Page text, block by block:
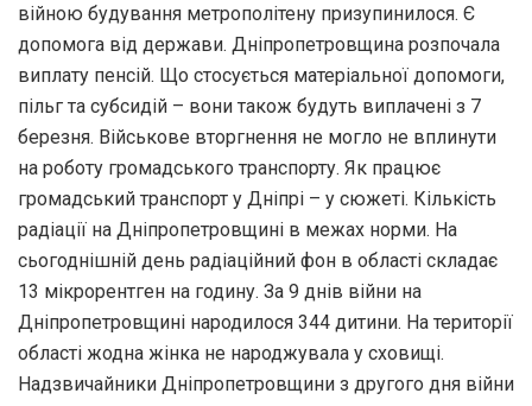
війною будування метрополітену призупинилося. Є
допомога від держави. Дніпропетровщина розпочала
виплату пенсій. Що стосується матеріальної допомоги,
пільг та субсидій – вони також будуть виплачені з 7
березня. Військове вторгнення не могло не вплинути
на роботу громадського транспорту. Як працює
громадський транспорт у Дніпрі – у сюжеті. Кількість
радіації на Дніпропетровщині в межах норми. На
сьогоднішній день радіаційний фон в області складає
13 мікрорентген на годину. За 9 днів війни на
Дніпропетровщині народилося 344 дитини. На території
області жодна жінка не народжувала у сховищі.
Надзвичайники Дніпропетровщини з другого дня війни